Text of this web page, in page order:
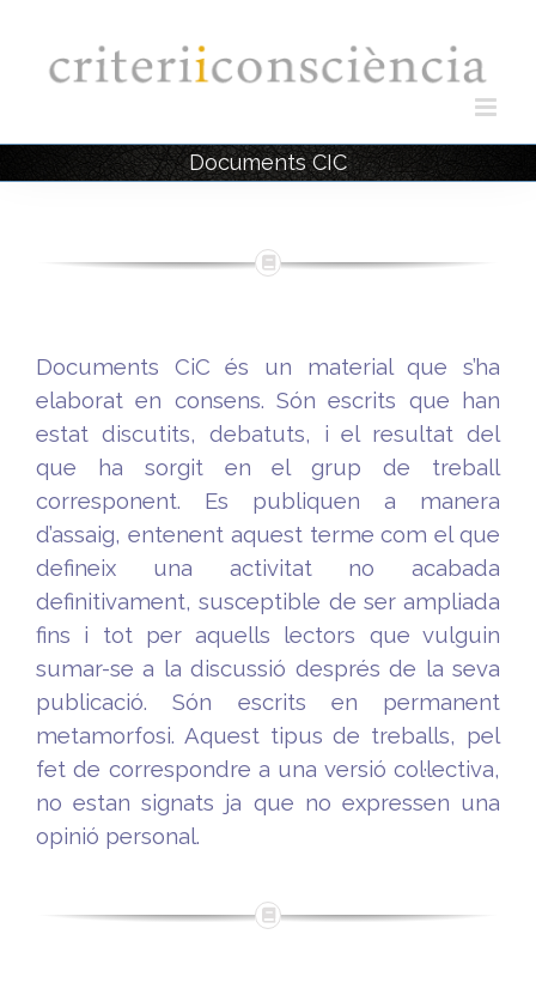
content
Documents CIC
Documents CiC és un material que s’ha
elaborat en consens. Són escrits que han
estat discutits, debatuts, i el resultat del
que ha sorgit en el grup de treball
corresponent. Es publiquen a manera
d’assaig, entenent aquest terme com el que
defineix una activitat no acabada
definitivament, susceptible de ser ampliada
fins i tot per aquells lectors que vulguin
sumar-se a la discussió després de la seva
publicació. Són escrits en permanent
metamorfosi. Aquest tipus de treballs, pel
fet de correspondre a una versió col·lectiva,
no estan signats ja que no expressen una
opinió personal.